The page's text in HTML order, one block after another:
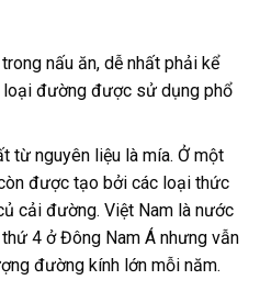
nấu ăn, dễ nhất phải kể
loại đường được sử dụng phổ
từ nguyên liệu là mía. Ở một
được tạo bởi các loại thức
cải đường. Việt Nam là nước
4 ở Đông Nam Á nhưng vẫn
đường kính lớn mỗi năm.